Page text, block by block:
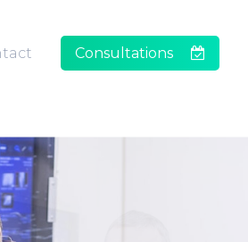
Consultations